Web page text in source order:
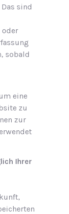
sind
oder
sobald
eine
zu
zur
Ihrer